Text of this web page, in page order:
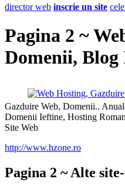
director web inscrie un site
Pagina 2 ~
Domenii,
Gazduire Web, Domenii..
Domenii Ieftine, Hosting
Site Web
http://www.hzone.ro
Pagina 2 ~ Alte